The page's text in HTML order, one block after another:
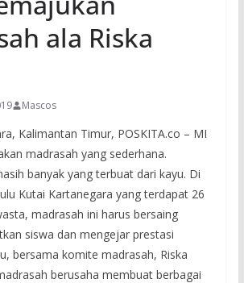
ala Riska
Mascos
Kalimantan Timur, POSKITA.co – MI
madrasah yang sederhana.
banyak yang terbuat dari kayu. Di
Kutai Kartanegara yang terdapat 26
madrasah ini harus bersaing
siswa dan mengejar prestasi
bersama komite madrasah, Riska
berusaha membuat berbagai